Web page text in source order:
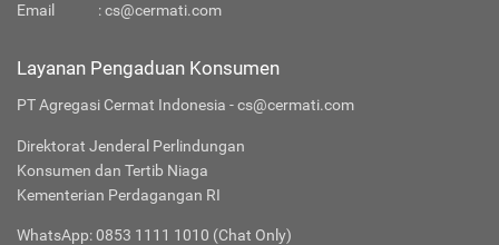
Email
:cs@cermati.com
Layanan Pengaduan Konsumen
PT Agregasi Cermat Indonesia - cs@cermati.com
Direktorat Jenderal Perlindungan
Konsumen dan Tertib Niaga
Kementerian Perdagangan RI
WhatsApp: 0853 1111 1010 (Chat Only)